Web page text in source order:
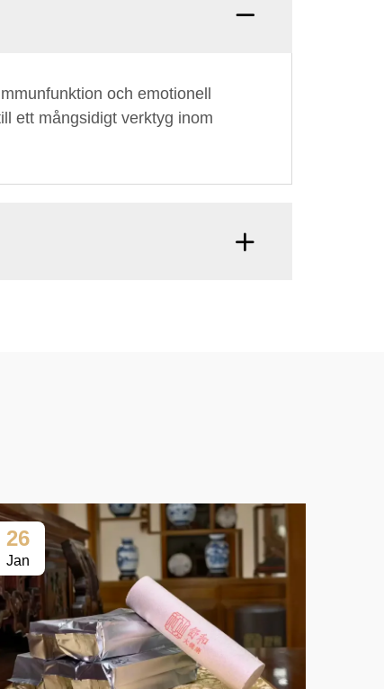
och emotionell
ett mångsidigt verktyg inom
26
Jan